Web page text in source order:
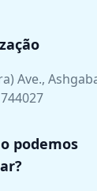
Ave.,
podemos